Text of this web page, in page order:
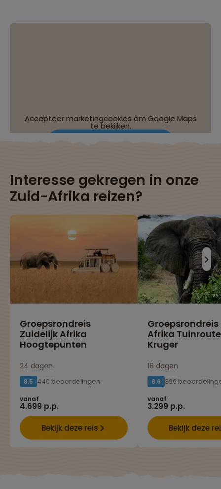
Accepteer marketingcookies om Google Maps
te bekijken.
Interesse gekregen in onze
Zuid-Afrika reizen?
Groepsrondreis
Zuidelijk Afrika
Hoogtepunten
24 dagen
8.5 440 beoordelingen
vanaf
4.699 p.p.
Bekijk deze reis
Afrika
Kruger
16 dagen
8.6 399
vanaf
3.299 p.p.
Bekijk deze